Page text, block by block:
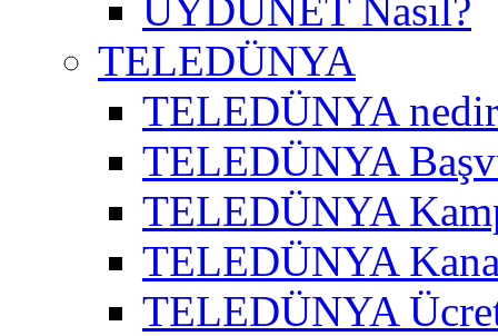
UYDUNET Nasıl?
TELEDÜNYA
TELEDÜNYA
TELEDÜNYA
TELEDÜNYA
TELEDÜNYA
TELEDÜNYA